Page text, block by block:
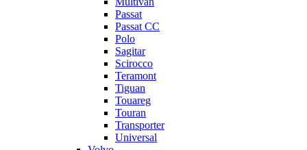
Passat
Passat CC
Polo
Sagitar
Scirocco
Teramont
Tiguan
Touareg
Touran
Transporter
Universal